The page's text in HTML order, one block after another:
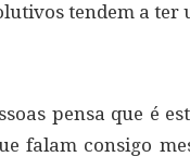
tendem a ter
pensa que é
falam consigo